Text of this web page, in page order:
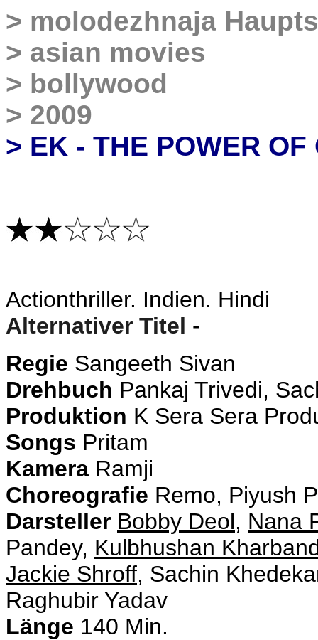
> molodezhnaja
> asian movies
> bollywood
> 2009
> EK - THE POWER OF
Actionthriller. Indien. Hindi
Alternativer Titel -
Regie Sangeeth Sivan
Drehbuch Pankaj Trivedi,
Produktion K Sera Sera
Songs Pritam
Kamera Ramji
Choreografie Remo, Piyush
Darsteller Bobby Deol, Nana
Pandey, Kulbhushan
Jackie Shroff, Sachin
Raghubir Yadav
Länge 140 Min.